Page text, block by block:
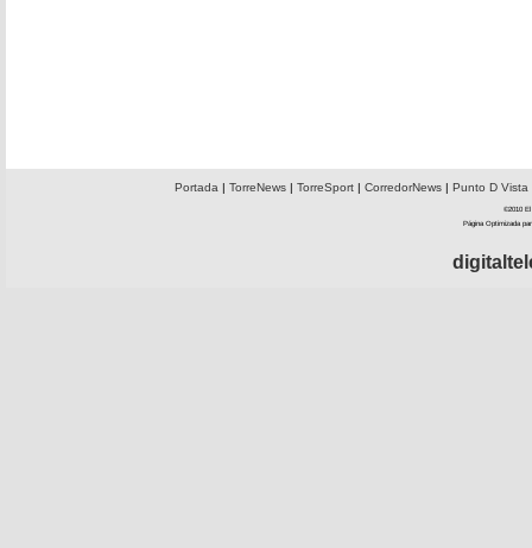
Portada | TorreNews| TorreSport| CorredorNews| Punto D Vista
©2010 El
Página Optimizada